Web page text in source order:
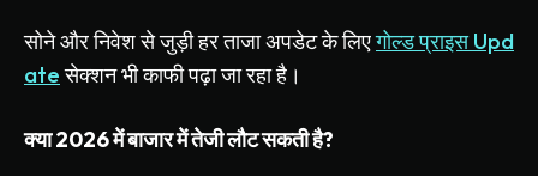
सोनेऔरनिवेशसेजुड़ीहरताजाअपडेटकेलिएगोल्डप्राइसUpd
ate सेक्शनभीकाफीपढ़ाजारहाहै।
क्या2026मेंबाजारमेंतेजीलौटसकतीहै?